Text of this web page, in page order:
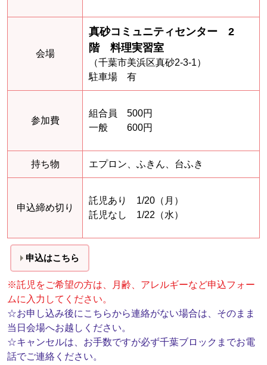
会場
真砂コミュニティセンター 2
階 料理実習室
（千葉市美浜区真砂2-3-1）
駐車場 有
参加費
組合員 500円
一般 600円
持ち物 エプロン、ふきん、台ふき
申込締め切り
託児あり 1/20（月）
託児なし 1/22（水）
申込はこちら
※託児をご希望の方は、月齢、アレルギーなど申込フォー
ムに入力してください。
☆お申し込み後にこちらから連絡がない場合は、そのまま
当日会場へお越しください。
☆キャンセルは、お手数ですが必ず千葉ブロックまでお電
話でご連絡ください。